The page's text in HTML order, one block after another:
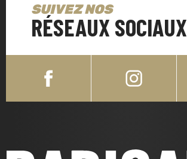
SUIVEZ NOS
RÉSEAUX SOCIAUX